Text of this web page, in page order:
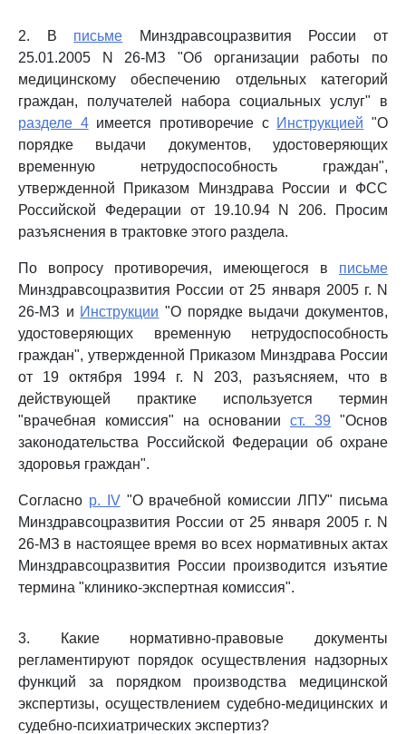
2. В письме Минздравсоцразвития России от
25.01.2005 N 26-МЗ "Об организации работы по
медицинскому обеспечению отдельных категорий
граждан, получателей набора социальных услуг" в
разделе 4имеется противоречие с Инструкцией "О
порядке выдачи документов, удостоверяющих
временную нетрудоспособность граждан",
утвержденной Приказом Минздрава России и ФСС
Российской Федерации от 19.10.94 N 206. Просим
разъяснения в трактовке этого раздела.
По вопросу противоречия, имеющегося в письме
Минздравсоцразвития России от 25 января 2005 г. N
26-МЗ и Инструкции "О порядке выдачи документов,
удостоверяющих временную нетрудоспособность
граждан", утвержденной Приказом Минздрава России
от 19 октября 1994 г. N 203, разъясняем, что в
действующей практике используется термин
"врачебная комиссия" на основании ст. 39 "Основ
законодательства Российской Федерации об охране
здоровья граждан".
Согласно р. IV"О врачебной комиссии ЛПУ" письма
Минздравсоцразвития России от 25 января 2005 г. N
26-МЗ в настоящее время во всех нормативных актах
Минздравсоцразвития России производится изъятие
термина "клинико-экспертная комиссия".
3. Какие нормативно-правовые документы
регламентируют порядок осуществления надзорных
функций за порядком производства медицинской
экспертизы, осуществлением судебно-медицинских и
судебно-психиатрических экспертиз?